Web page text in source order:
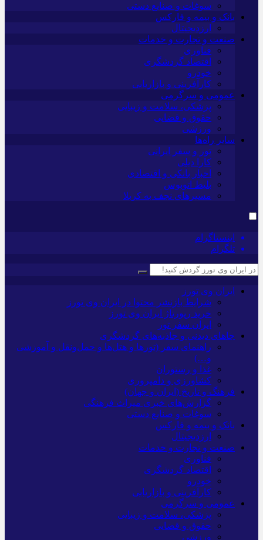
سوغات و صنایع دستی
بانک و بیمه و فارکس
ارزدیجیتال
صنعت و تجارت و خدمات
فناوری
اقتصاد گردشگری
خودرو
کارآفرینی و بازاریابی
عمومی و سرگرمی
پزشکی، سلامت و زیبایی
حقوق و قضایی
ورزشی
سایر راه‌ها
تور و سفر ایرانی
کارا دیلی
اخبار بانکی و اقتصادی
بلیط اتوبوس
مسیرهای نجف به کربلا
اینستاگرام
تلگرام
ایران وی تورز
شرایط بازنشر محتوا در ایران وی تورز
خرید رپورتاژ ایران وی تورز
ایران سفر تور
جاهای دیدنی و جاذبه‌های گردشگری
راهنمای سفر (تورها و هتل‌ها و حمل‌و‌نقل و آموزشی
و…)
غذا و رستوران
کشاورزی و دامپروری
فرهنگ و تاریخ (ایران و جهان)
گزارش‌های خبری میراث فرهنگی
سوغات و صنایع دستی
بانک و بیمه و فارکس
ارزدیجیتال
صنعت و تجارت و خدمات
فناوری
اقتصاد گردشگری
خودرو
کارآفرینی و بازاریابی
عمومی و سرگرمی
پزشکی، سلامت و زیبایی
حقوق و قضایی
ورزشی